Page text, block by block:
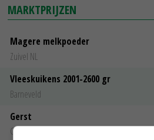
MARKTPRIJZEN
Magere melkpoeder
Zuivel NL
Vleeskuikens 2001-2600 gr
Barneveld
Gerst
Groningen